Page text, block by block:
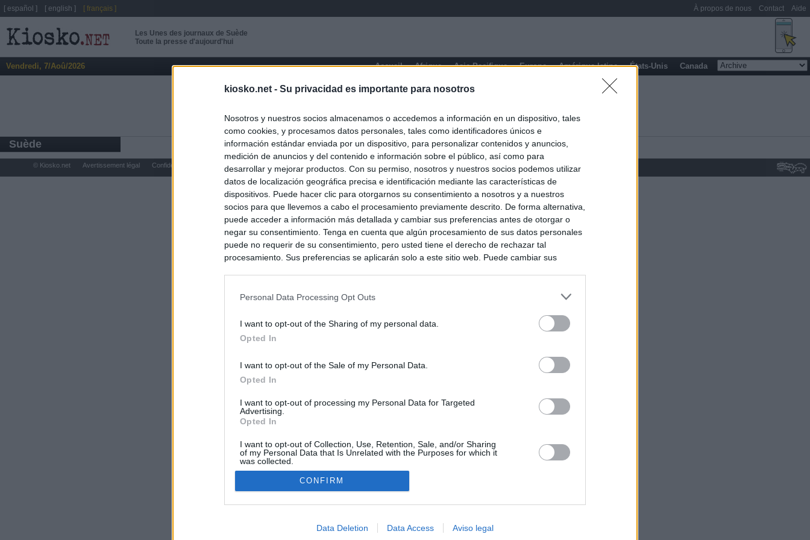
kiosko.net - Su privacidad es importante para nosotros
Nosotros y nuestros socios almacenamos o accedemos a información en un dispositivo, tales
como cookies, y procesamos datos personales, tales como identificadores únicos e
información estándar enviada por un dispositivo, para personalizar contenidos y anuncios,
medición de anuncios y del contenido e información sobre el público, así como para
desarrollar y mejorar productos. Con su permiso, nosotros y nuestros socios podemos utilizar
datos de localización geográfica precisa e identificación mediante las características de
dispositivos. Puede hacer clic para otorgarnos su consentimiento a nosotros y a nuestros
socios para que llevemos a cabo el procesamiento previamente descrito. De forma alternativa,
puede acceder a información más detallada y cambiar sus preferencias antes de otorgar o
negar su consentimiento. Tenga en cuenta que algún procesamiento de sus datos personales
puede no requerir de su consentimiento, pero usted tiene el derecho de rechazar tal
procesamiento. Sus preferencias se aplicarán solo a este sitio web. Puede cambiar sus
Personal Data Processing Opt Outs
I want to opt-out of the Sharing of my personal data.
Opted In
I want to opt-out of the Sale of my Personal Data.
Opted In
I want to opt-out of processing my Personal Data for Targeted
Advertising.
Opted In
I want to opt-out of Collection, Use, Retention, Sale, and/or Sharing
of my Personal Data that Is Unrelated with the Purposes for which it
was collected.
Opted In
CONFIRM
Data Deletion Data Access Aviso legal
Les Unes des journaux de Suède
Toute la presse d'aujourd'hui
Vendredi, 7/Aoû/2026 Accueil Afrique Asie-Pacifique Europe Amérique latine États-Unis Canada
Suède
[ español ] [ english ] [ français ] À propos de nous Contact Aide
© Kiosko.net Avertissement légal Confidentialité et Cookies